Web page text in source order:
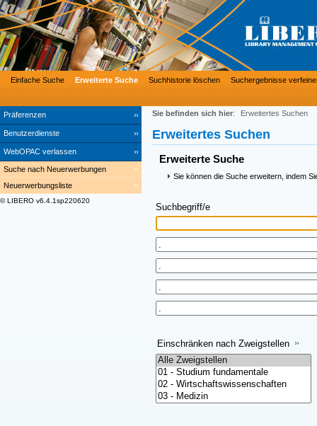
Präferenzen
Benutzerdienste
WebOPAC verlassen
Einfache Suche Erweiterte Suche Suchhistorie löschen Suchergebnisse
Suche nach Neuerwerbungen
Neuerwerbungsliste
© LIBERO v6.4.1sp220620
Sie befinden sich hier: Erweitertes Suchen
Erweitertes Suchen
Erweiterte Suche
Sie können die Suche erweitern, indem
Suchbegriff/e
Einschränken nach Zweigstellen